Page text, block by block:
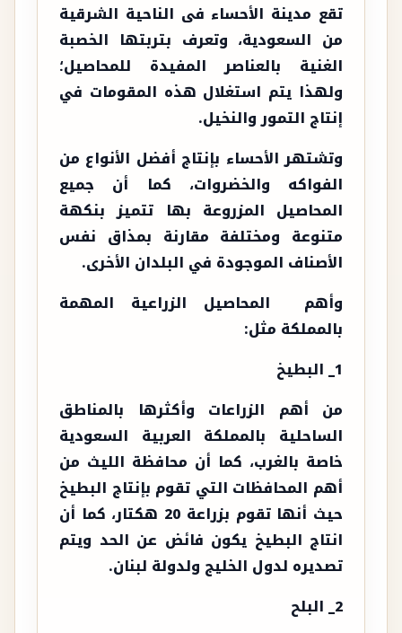
تقع مدينة الأحساء فى الناحية الشرقية
من السعودية، وتعرف بتربتها الخصبة
الغنية بالعناصر المفيدة للمحاصيل؛
ولهذا يتم استغلال هذه المقومات في
إنتاج التمور والنخيل.
وتشتهر الأحساء بإنتاج أفضل الأنواع من
الفواكه والخضروات، كما أن جميع
المحاصيل المزروعة بها تتميز بنكهة
متنوعة ومختلفة مقارنة بمذاق نفس
الأصناف الموجودة في البلدان الأخرى.
وأهم المحاصيل الزراعية المهمة
بالمملكة مثل:
1_ البطيخ
من أهم الزراعات وأكثرها بالمناطق
الساحلية بالمملكة العربية السعودية
خاصة بالغرب، كما أن محافظة الليث من
أهم المحافظات التي تقوم بإنتاج البطيخ
حيث أنها تقوم بزراعة 20 هكتار، كما أن
انتاج البطيخ يكون فائض عن الحد ويتم
تصديره لدول الخليج ولدولة لبنان.
2_ البلح